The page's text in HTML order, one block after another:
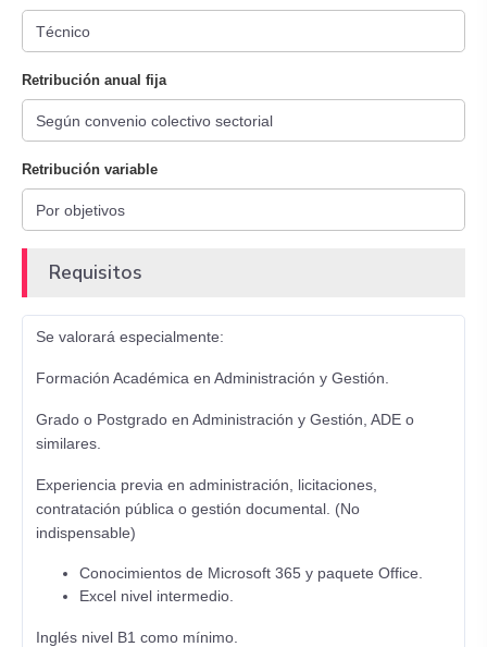
Retribución anual fija
Retribución variable
Requisitos
Se valorará especialmente:
Formación Académica en Administración y Gestión.
Grado o Postgrado en Administración y Gestión, ADE o
similares.
Experiencia previa en administración, licitaciones,
contratación pública o gestión documental. (No
indispensable)
Conocimientos de Microsoft 365 y paquete Office.
Excel nivel intermedio.
Inglés nivel B1 como mínimo.